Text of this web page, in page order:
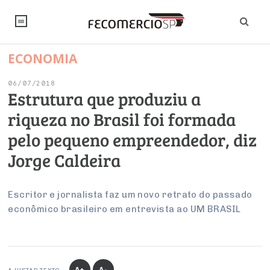
NOTÍCIAS
Artigos
Institucional
Debates Fecomercio-SP
PROJETOS ESPECIAIS:
UM BRASIL
Economia
Pesquisas
Brasil
Internacional
Modernização do Estado
Inteligência Artificial
Legislação
Empresas
Reforma Tributária
Varejo
Sustentabilidade
PESQUISAS
FALE CONOSCO
Sobre
CONSELHOS
Conselho de Emprego e Relações do Trabalho
EMPRESAS
ECONOMIA
06/07/2018
Estrutura que produziu a
riqueza no Brasil foi formada
pelo pequeno empreendedor, diz
Jorge Caldeira
Escritor e jornalista faz um novo retrato do passado
econômico brasileiro em entrevista ao UM BRASIL